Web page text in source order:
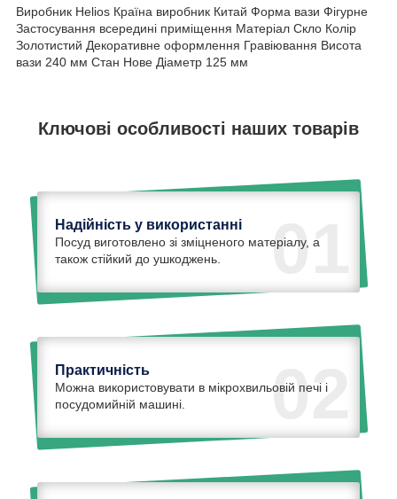
Виробник Helios Країна виробник Китай Форма вази Фігурне
Застосування всередині приміщення Матеріал Скло Колір
Золотистий Декоративне оформлення Гравіювання Висота
вази 240 мм Стан Нове Діаметр 125 мм
Ключові особливості наших товарів
01
Надійність у використанні
Посуд виготовлено зі зміцненого матеріалу, а
також стійкий до ушкоджень.
02
Практичність
Можна використовувати в мікрохвильовій печі і
посудомийній машині.